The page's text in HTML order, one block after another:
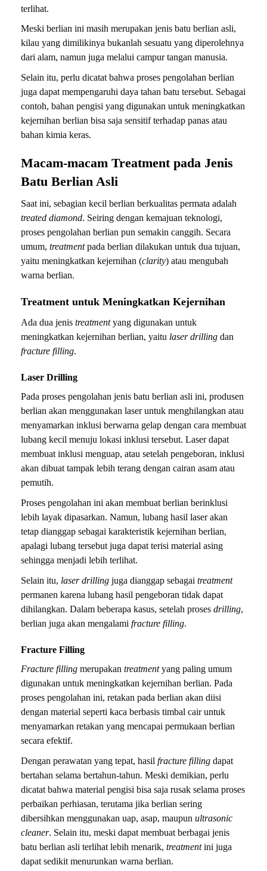
terlihat.
Meski berlian ini masih merupakan jenis batu berlian asli,
kilau yang dimilikinya bukanlah sesuatu yang diperolehnya
dari alam, namun juga melalui campur tangan manusia.
Selain itu, perlu dicatat bahwa proses pengolahan berlian
juga dapat mempengaruhi daya tahan batu tersebut. Sebagai
contoh, bahan pengisi yang digunakan untuk meningkatkan
kejernihan berlian bisa saja sensitif terhadap panas atau
bahan kimia keras.
Macam-macam Treatment pada Jenis
Batu Berlian Asli
Saat ini, sebagian kecil berlian berkualitas permata adalah
treated diamond. Seiring dengan kemajuan teknologi,
proses pengolahan berlian pun semakin canggih. Secara
umum, treatmentpada berlian dilakukan untuk dua tujuan,
yaitu meningkatkan kejernihan (clarity) atau mengubah
warna berlian.
Treatment untuk Meningkatkan Kejernihan
Ada dua jenis treatmentyang digunakan untuk
meningkatkan kejernihan berlian, yaitu laser drilling dan
fracture filling.
Laser Drilling
Pada proses pengolahan jenis batu berlian asli ini, produsen
berlian akan menggunakan laser untuk menghilangkan atau
menyamarkan inklusi berwarna gelap dengan cara membuat
lubang kecil menuju lokasi inklusi tersebut. Laser dapat
membuat inklusi menguap, atau setelah pengeboran, inklusi
akan dibuat tampak lebih terang dengan cairan asam atau
pemutih.
Proses pengolahan ini akan membuat berlian berinklusi
lebih layak dipasarkan. Namun, lubang hasil laser akan
tetap dianggap sebagai karakteristik kejernihan berlian,
apalagi lubang tersebut juga dapat terisi material asing
sehingga menjadi lebih terlihat.
Selain itu, laser drilling juga dianggap sebagai treatment
permanen karena lubang hasil pengeboran tidak dapat
dihilangkan. Dalam beberapa kasus, setelah proses drilling,
berlian juga akan mengalami fracture filling.
Fracture Filling
Fracture filling merupakan treatmentyang paling umum
digunakan untuk meningkatkan kejernihan berlian. Pada
proses pengolahan ini, retakan pada berlian akan diisi
dengan material seperti kaca berbasis timbal cair untuk
menyamarkan retakan yang mencapai permukaan berlian
secara efektif.
Dengan perawatan yang tepat, hasil fracture filling dapat
bertahan selama bertahun-tahun. Meski demikian, perlu
dicatat bahwa material pengisi bisa saja rusak selama proses
perbaikan perhiasan, terutama jika berlian sering
dibersihkan menggunakan uap, asap, maupun ultrasonic
cleaner. Selain itu, meski dapat membuat berbagai jenis
batu berlian asli terlihat lebih menarik, treatmentini juga
dapat sedikit menurunkan warna berlian.